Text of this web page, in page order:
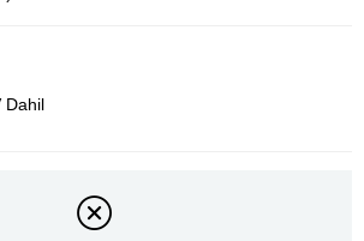
Dahil